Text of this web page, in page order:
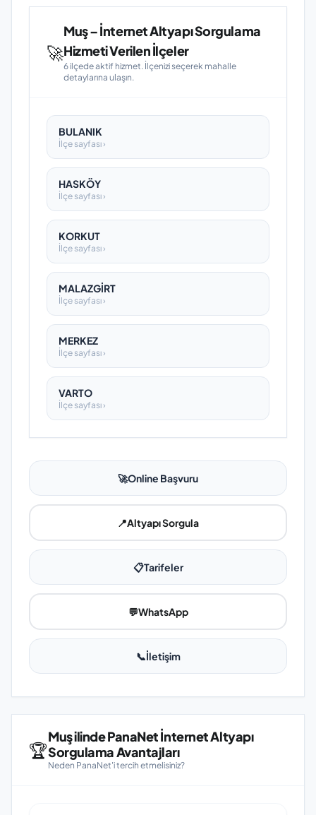
🚀
Muş – İnternet Altyapı Sorgulama
Hizmeti Verilen İlçeler
6 ilçede aktif hizmet. İlçenizi seçerek mahalle
detaylarına ulaşın.
BULANIK
İlçe sayfası ›
HASKÖY
İlçe sayfası ›
KORKUT
İlçe sayfası ›
MALAZGİRT
İlçe sayfası ›
MERKEZ
İlçe sayfası ›
VARTO
İlçe sayfası ›
🚀Online Başvuru
📍Altyapı Sorgula
📋Tarifeler
💬WhatsApp
📞İletişim
🏆
Muş ilinde PanaNet İnternet Altyapı
Sorgulama Avantajları
Neden PanaNet'i tercih etmelisiniz?